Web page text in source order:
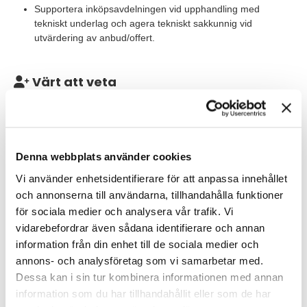
Denna webbplats använder cookies
Vi använder enhetsidentifierare för att anpassa innehållet
och annonserna till användarna, tillhandahålla funktioner
för sociala medier och analysera vår trafik. Vi
vidarebefordrar även sådana identifierare och annan
information från din enhet till de sociala medier och
annons- och analysföretag som vi samarbetar med.
Dessa kan i sin tur kombinera informationen med annan
information som du har tillhandahållit eller som de har
Supportera inköpsavdelningen vid upphandling med
tekniskt underlag och agera tekniskt sakkunnig vid
utvärdering av anbud/offert.
Värt att veta
Du kommer att ingå i ett team om 12 anställda och flertalet
konsulter på två siter, Perstorp och Stenungsund. Din närmsta
uppdrag på andra siter, både nationellt och internationellt,
förekommer som en naturlig del i arbetet. Möjlighet till
Våra förväntningar
Vi söker dig med erfarenhet som Lead engineer inom
instrument från en industriell miljö. I grunden har du en
eftergymnasial utbildning med relevant inriktning eller
motsvarande kunskaper. Du har arbetat med EPCM-kontrakt.